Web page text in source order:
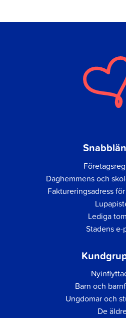
Daghemmens och
Faktureringsadress
Lediga
Stadens e-
Barn och
Ungdomar och
De